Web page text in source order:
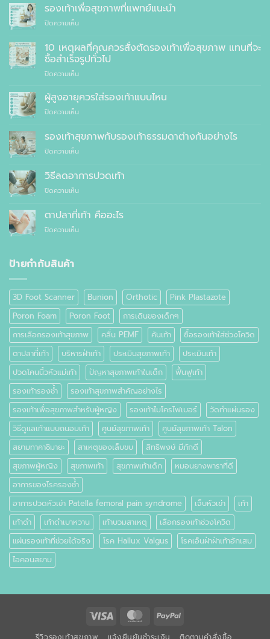
รองเท้าเพื่อสุขภาพที่แพทย์แนะนำ
ปิดความเห็นบน
เพื่อ
สุขภาพ
ที่
แพทย์
10 เหตุผลที่คุณควรสั่งตัดรองเท้าเพื่อสุขภาพ แทนที่จะ
ซื้อสำเร็จรูปทั่วไป
ปิดความเห็นบน
เหตุผล
คุณ
สั่ง
ตัด
รองเท้า
สุขภาพ
สำเร็จรูป
ทั่วไป
ผู้สูงอายุควรใส่รองเท้าแบบไหน
ปิดความเห็นบน
สูง
อายุ
ควร
รองเท้า
ไหน
รองเท้าสุขภาพกับรองเท้าธรรมดาต่างกันอย่างไร
ปิดความเห็นบน
สุขภาพ
กับ
รองเท้า
ต่าง
อย่างไร
วิธีลดอาการปวดเท้า
ปิดความเห็นบน
ลด
อาการ
ปวด
ตาปลาที่เท้า คืออะไร
ปิดความเห็นบน
ป้ายกำกับสินค้า
3D Foot Scanner Bunion Orthotic
Pink Plastazote
Poron Foam
Poron Foot
การเดินของเด็กๆ
การเลือกรองเท้าสุขภาพ
คลื่น PEMF คันเท้า
ซื้อรองเท้าใส่ช่วงโควิด
ตาปลาที่เท้า
บริหารฝ่าเท้า ประเมินสุขภาพเท้า
ประเมินเท้า
ปวดโคนนิ้วหัวแม่เท้า
ปัญหาสุขภาพเท้าในเด็ก
ฟื้นฟูเท้า
รองเท้ารองช้ำ
รองเท้าสุขภาพสำคัญอย่างไร
รองเท้าเพื่อสุขภาพสำหรับผู้หญิง
รองเท้าไมโครไฟเบอร์
วัดทำแผ่นรอง
วิธีดูแลเท้าแบบถนอมเท้า
ศูนย์สุขภาพเท้า
ศูนย์สุขภาพเท้า Talon
สยามทาคาชิมายะ
สาเหตุของเล็บขบ
สิทธิพงษ์ มีภักดี
สุขภาพผู้หญิง
สุขภาพเท้า สุขภาพเท้าเด็ก
หมอนยางพาราที่ดี
อาการของโรครองช้ำ
อาการปวดหัวเข่า Patella femoral pain syndrome
เจ็บหัวเข่า
เท้า
เท้าดำ
เท้าดำเบาหวาน เท้าบวมสาเหตุ
เลือกรองเท้าช่วงโควิด
แผ่นรองเท้าที่ช่วยได้จริง
โรค Hallux Valgus
โรคเอ็นฝ่าฝ่าเท้าอักเสบ
ไอคอนสยาม
Visa MasterCardPayPal